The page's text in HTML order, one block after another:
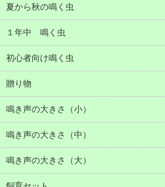
夏から秋の鳴く虫
１年中 鳴く虫
初心者向け鳴く虫
贈り物
鳴き声の大きさ（小）
鳴き声の大きさ（中）
鳴き声の大きさ（大）